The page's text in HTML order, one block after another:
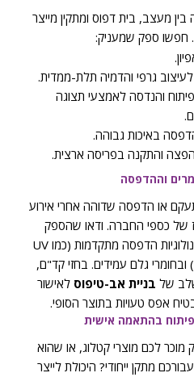
בין מעצב, בית דפוס ומתקין מייצר
חפשו ספק שמעניק:
לעיצוב גרפי והדמיה תלת-ממדית.
פיתוח והנדסה לאמצעי תצוגה
באיכות גבוהה.
והתקנה בפריסה ארצית.
או הדפסה שדוהה אחרי אירוע
של כספי החברה. ודאו שהספק
משתמש בטכנולוגיות הדפסה מתקדמות (כמו UV
ובחומרי גלם עמידים. בחזי קד"ם,
של בניית אב-טיפוס לאישור
אפס טעויות בתוצר הסופי.
לכם מוצרי קטלוג, או שהוא
מתקן ייחודי? היכולת לייצר